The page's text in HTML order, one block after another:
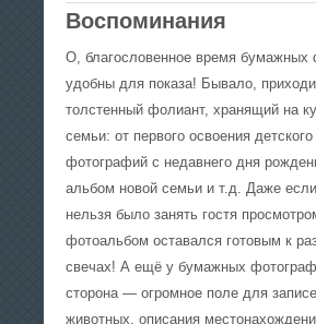
плёнку в коробок, выходим на пленэр,
прокалываем дырочку и экспонируем.
Воспоминания
О, благословенное время
удобны для показа! Бывало,
толстенный фолиант, хранящий на
семьи: от первого освоения
фотографий с недавнего дня
альбом новой семьи и т.д. Даже
нельзя было занять гостя
фотоальбом оставался готовым к
свечах! А ещё у бумажных
сторона — огромное поле для
животных, описания